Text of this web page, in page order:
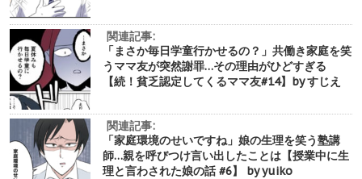
関連記事:
「まさか毎日学童行かせるの？」共働き家庭を笑
うママ友が突然謝罪…その理由がひどすぎる
【続！貧乏認定してくるママ友#14】by すじえ
関連記事:
「家庭環境のせいですね」娘の生理を笑う塾講
師…親を呼びつけ言い出したことは【授業中に生
理と言わされた娘の話 #6】 by yuiko